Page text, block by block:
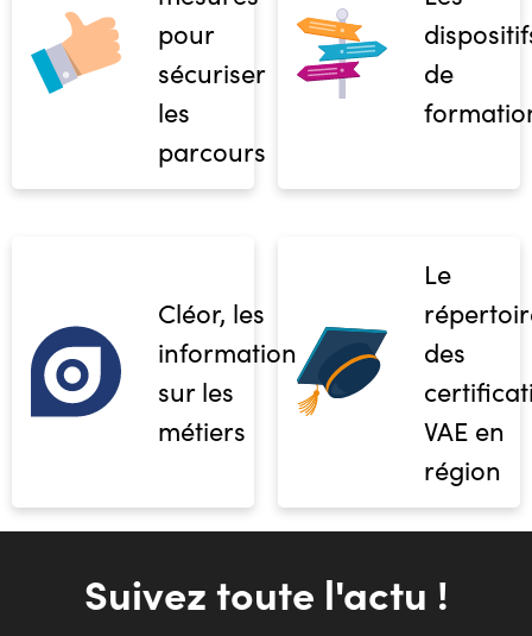
pour
sécuriser
les
parcours
de
Cléor, les
informations
sur les
métiers
Le
des
VAE en
région
Suivez toute l'actu !